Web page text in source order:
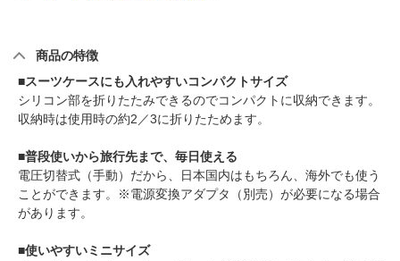
商品の特徴
■スーツケースにも入れやすいコンパクトサイズ
シリコン部を折りたたみできるのでコンパクトに収納できます。
収納時は使用時の約2／3に折りたためます。
■普段使いから旅行先まで、毎日使える
電圧切替式（手動）だから、日本国内はもちろん、海外でも使う
ことができます。※電源変換アダプタ（別売）が必要になる場合
があります。
■使いやすいミニサイズ